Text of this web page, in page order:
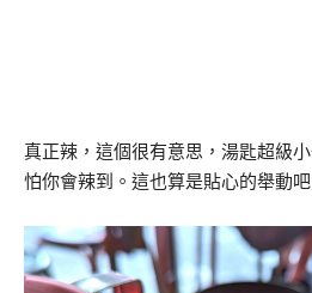
真正辣，這個很有意思，湯匙超級
怕你會辣到。這也算是貼心的舉動吧